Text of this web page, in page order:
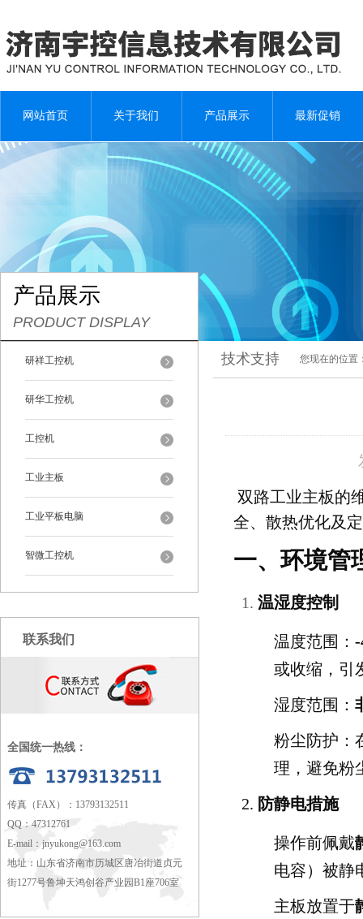
网站首页 关于我们 产品展示 最新促销
产品展示
PRODUCT DISPLAY
研祥工控机
研华工控机
工控机
工业主板
工业平板电脑
智微工控机
联系我们
全国统一热线：
传真（FAX）：13793132511
QQ：47312761
E-mail： jnyukong@163.com
地址：山东省济南市历城区唐冶街道贞元
街1277号鲁坤天鸿创谷产业园B1座706室
技术支持 您现在的位置
双路工业主板的
全、散热优化及
一、环境管
温湿度控制
温度范围：
或收缩，引
湿度范围：
粉尘防护：
理，避免粉
防静电措施
操作前佩戴
电容）被静
主板放置于